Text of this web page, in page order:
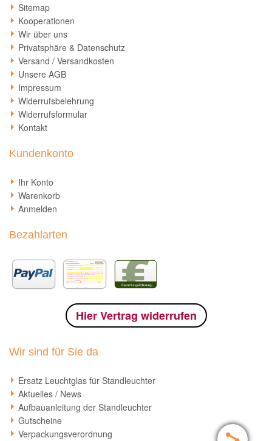
Sitemap
Kooperationen
Wir über uns
Privatsphäre & Datenschutz
Versand / Versandkosten
Unsere AGB
Impressum
Widerrufsbelehrung
Widerrufsformular
Kontakt
Kundenkonto
Ihr Konto
Warenkorb
Anmelden
Bezahlarten
Hier Vertrag widerrufen
Wir sind für Sie da
Ersatz Leuchtglas für Standleuchter
Aktuelles / News
Aufbauanleitung der Standleuchter
Gutscheine
Verpackungsverordnung